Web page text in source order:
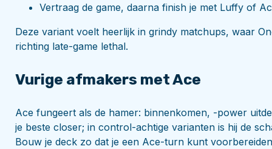
Vertraag de game, daarna finish je met Luffy of
Deze variant voelt heerlijk in grindy matchups, waar
richting late-game lethal.
Vurige afmakers met Ace
Ace fungeert als de hamer: binnenkomen, -power
je beste closer; in control-achtige varianten is hij de
Bouw je deck zo dat je een Ace-turn kunt